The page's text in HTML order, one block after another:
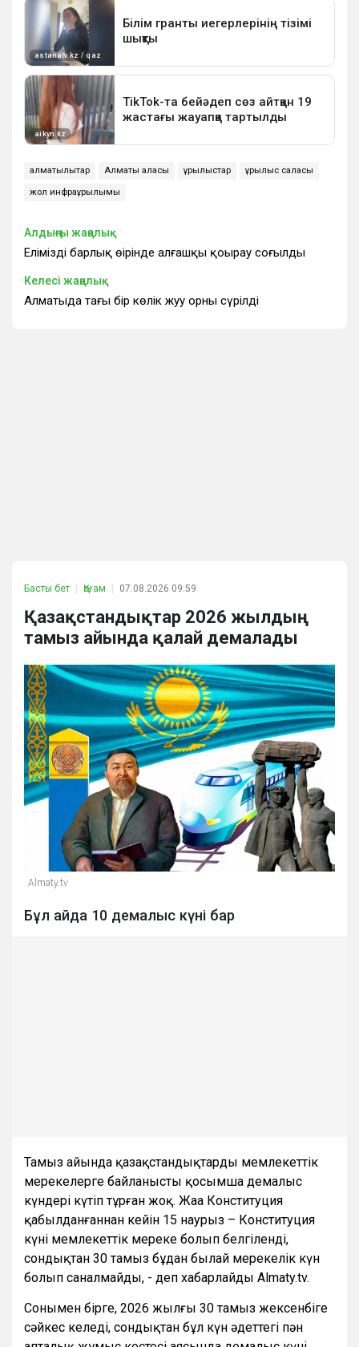
алматылықтар Алматы қаласы құрылыстар құрылыс саласы
жол инфрақұрылымы
Алдыңғы жаңалық
Еліміздің барлық өңірінде алғашқы қоңырау соғылды
Келесі жаңалық
Алматыда тағы бір көлік жуу орны сүрілді
Басты бет Қоғам 07.08.2026 09:59
Қазақстандықтар 2026 жылдың
тамыз айында қалай демалады
Almaty.tv
Бұл айда 10 демалыс күні бар
Тамыз айында қазақстандықтарды мемлекеттік
мерекелерге байланысты қосымша демалыс
күндері күтіп тұрған жоқ. Жаңа Конституция
қабылданғаннан кейін 15 наурыз – Конституция
күні мемлекеттік мереке болып белгіленді,
сондықтан 30 тамыз бұдан былай мерекелік күн
болып саналмайды, - деп хабарлайды Almaty.tv.
Сонымен бірге, 2026 жылғы 30 тамыз жексенбіге
сәйкес келеді, сондықтан бұл күн әдеттегі пән